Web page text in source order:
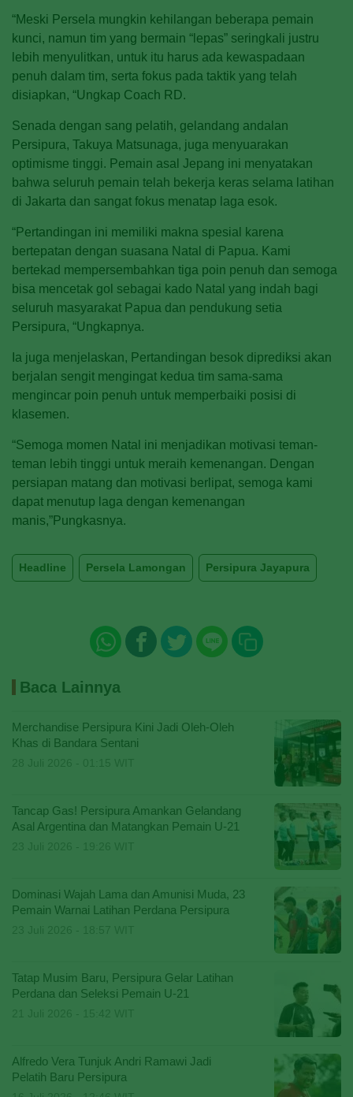
“Meski Persela mungkin kehilangan beberapa pemain
kunci, namun tim yang bermain “lepas” seringkali justru
lebih menyulitkan, untuk itu harus ada kewaspadaan
penuh dalam tim, serta fokus pada taktik yang telah
disiapkan, “Ungkap Coach RD.
Senada dengan sang pelatih, gelandang andalan
Persipura, Takuya Matsunaga, juga menyuarakan
optimisme tinggi. Pemain asal Jepang ini menyatakan
bahwa seluruh pemain telah bekerja keras selama latihan
di Jakarta dan sangat fokus menatap laga esok.
“Pertandingan ini memiliki makna spesial karena
bertepatan dengan suasana Natal di Papua. Kami
bertekad mempersembahkan tiga poin penuh dan semoga
bisa mencetak gol sebagai kado Natal yang indah bagi
seluruh masyarakat Papua dan pendukung setia
Persipura, “Ungkapnya.
Ia juga menjelaskan, Pertandingan besok diprediksi akan
berjalan sengit mengingat kedua tim sama-sama
mengincar poin penuh untuk memperbaiki posisi di
klasemen.
“Semoga momen Natal ini menjadikan motivasi teman-
teman lebih tinggi untuk meraih kemenangan. Dengan
persiapan matang dan motivasi berlipat, semoga kami
dapat menutup laga dengan kemenangan
manis,”Pungkasnya.
Headline Persela Lamongan Persipura Jayapura
Baca Lainnya
Merchandise Persipura Kini Jadi Oleh-Oleh
Khas di Bandara Sentani
Tancap Gas! Persipura Amankan Gelandang
Asal Argentina dan Matangkan Pemain U-21
Dominasi Wajah Lama dan Amunisi Muda, 23
Pemain Warnai Latihan Perdana Persipura
Tatap Musim Baru, Persipura Gelar Latihan
Perdana dan Seleksi Pemain U-21
Alfredo Vera Tunjuk Andri Ramawi Jadi
Pelatih Baru Persipura